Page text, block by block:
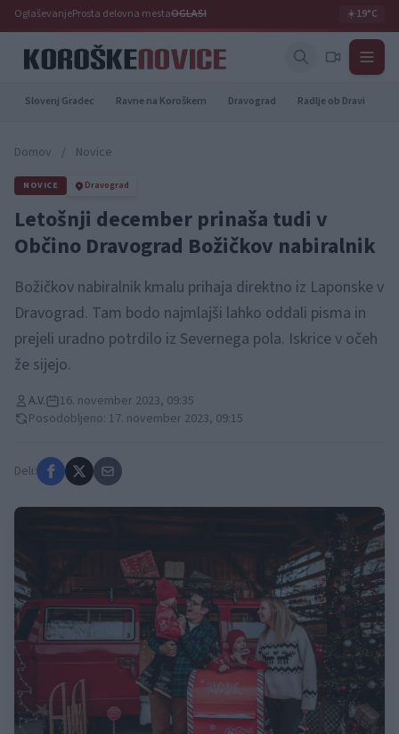
OglaševanjeProsta delovna mestaOGLASI ☀️19°C
Slovenj Gradec Ravne na Koroškem Dravograd Radlje ob Dravi
Domov / Novice
NOVICE Dravograd
Letošnji december prinaša tudi v
Občino Dravograd Božičkov nabiralnik
Božičkov nabiralnik kmalu prihaja direktno iz Laponske v
Dravograd. Tam bodo najmlajši lahko oddali pisma in
prejeli uradno potrdilo iz Severnega pola. Iskrice v očeh
že sijejo.
A.V.
16. november 2023, 09:35
Posodobljeno: 17. november 2023, 09:15
Deli: